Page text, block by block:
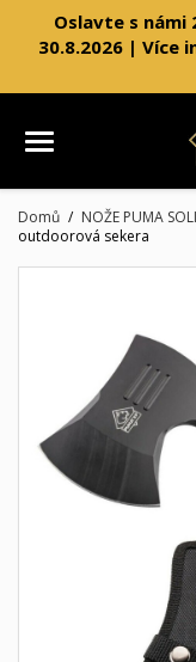
Oslavte s
30.8.2026 | Více
Domů NOŽE PUMA
outdoorová sekera